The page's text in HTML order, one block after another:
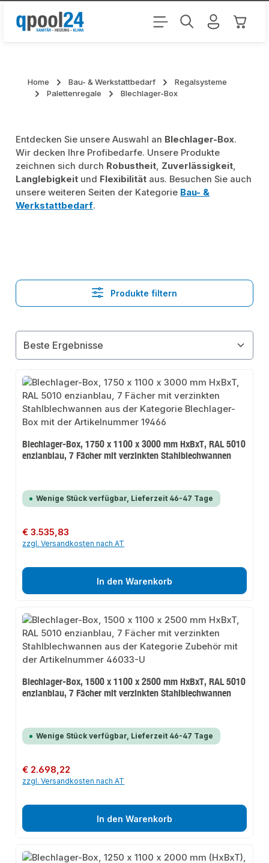
Zum Hauptinhalt springen
Home Bau- & Werkstattbedarf
Regalsysteme
Palettenregale
Blechlager-Box
Entdecken Sie unsere Auswahl an Blechlager-Box.
Wir decken Ihre Profibedarfe. Unsere Produkte
zeichnen sich durch Robustheit, Zuverlässigkeit,
Langlebigkeit und Flexibilität aus. Besuchen Sie auch
unsere weiteren Seiten der Kategorie Bau- &
Werkstattbedarf.
Produkte filtern
Blechlager-Box, 1750 x 1100 x 3000 mm HxBxT, RAL 5010
enzianblau, 7 Fächer mit verzinkten Stahlblechwannen
Wenige Stück verfügbar, Lieferzeit 46-47 Tage
Regulärer Preis:
€ 3.535,83
zzgl. Versandkosten nach AT
In den Warenkorb
Blechlager-Box, 1500 x 1100 x 2500 mm HxBxT, RAL 5010
enzianblau, 7 Fächer mit verzinkten Stahlblechwannen
Wenige Stück verfügbar, Lieferzeit 46-47 Tage
Regulärer Preis:
€ 2.698,22
zzgl. Versandkosten nach AT
In den Warenkorb